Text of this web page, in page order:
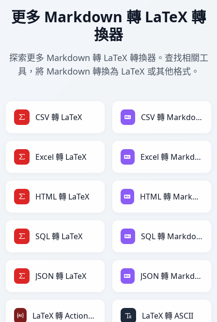
更多 Markdown 轉 LaTeX 轉
換器
探索更多 Markdown 轉 LaTeX 轉換器。查找相關工
具，將 Markdown 轉換為 LaTeX 或其他格式。
CSV 轉 LaTeX CSV 轉 Markdown
Excel 轉 LaTeX Excel 轉 Markdown
HTML 轉 LaTeX HTML 轉 Markdown
SQL 轉 LaTeX SQL 轉 Markdown
JSON 轉 LaTeX JSON 轉 Markdown
LaTeX 轉 ActionScript LaTeX 轉 ASCII